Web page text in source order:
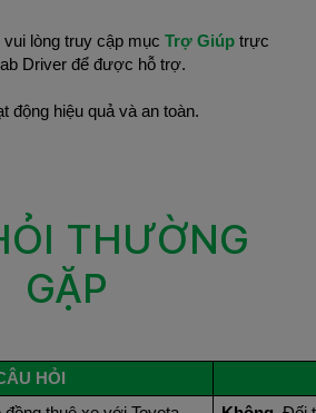
lòng truy cập mục Trợ Giúp trực
Driver để được hỗ trợ.
động hiệu quả và an toàn.
THƯỜNG
GẶP
HỎI